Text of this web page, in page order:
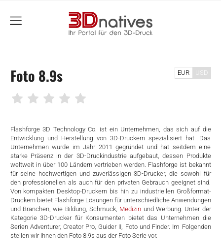
menu
Foto 8.9s
Flashforge 3D Technology Co. ist ein Unternehmen, das sich auf die
Entwicklung und Herstellung von 3D-Druckern spezialisiert hat. Das
Unternehmen wurde im Jahr 2011 gegründet und hat seitdem eine
starke Präsenz in der 3D-Druckindustrie aufgebaut, dessen Produkte
weltweit in über 100 Ländern vertrieben werden. Flashforge ist bekannt
für seine hochwertigen und zuverlässigen 3D-Drucker, die sowohl für
den professionellen als auch für den privaten Gebrauch geeignet sind.
Von kompakten Desktop-Druckern bis hin zu industriellen Großformat-
Druckern bietet Flashforge Lösungen für unterschiedliche Anwendungen
und Branchen, wie Bildung, Schmuck, Medizin und Werbung. Unter der
Kategorie 3D-Drucker für Konsumenten bietet das Unternehmen die
Serien Adventurer, Creator Pro, Guider II, Foto und Finder. Im Folgenden
stellen wir Ihnen den Foto 8.9s aus der Foto Serie vor.
EUR USD